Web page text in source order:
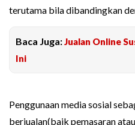
terutama bila dibandingkan
Baca Juga:Jualan Online
Ini
Penggunaan media sosial
berjualan(baik pemasaran